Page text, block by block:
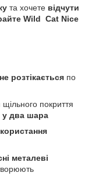
та хочете відчути
Wild Cat Nice
розтікається по
щільного покриття
у два шара
металеві